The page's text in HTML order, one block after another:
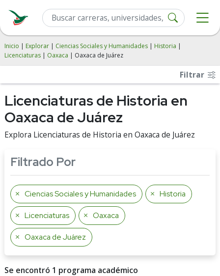
Inicio | Explorar | Ciencias Sociales y Humanidades | Historia |
Licenciaturas | Oaxaca | Oaxaca de Juárez
Filtrar
Licenciaturas de Historia en
Oaxaca de Juárez
Explora Licenciaturas de Historia en Oaxaca de Juárez
Filtrado Por
Ciencias Sociales y Humanidades Historia
Licenciaturas Oaxaca
Oaxaca de Juárez
Se encontró 1 programa académico